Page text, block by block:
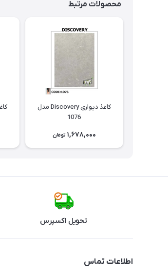
محصولات مرتبط
کاغذ دیواری Discovery مدل
1076
1,678,000 تومان
تحویل اکسپرس
اطلاعات تماس